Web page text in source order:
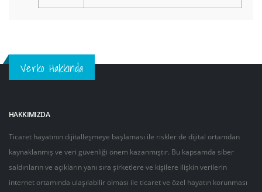
Verko Hakkında
HAKKIMIZDA
Ticaret hayatının dijitalleşmeye başlaması ile riskler de dijital ortamdan
kaynaklanmış ve veri güvenliği önem kazanmıştır. Bu kapsamda siber
saldırıların ve açıkların yanı sıra şirketlere ve kişilere ilişkin verilerin
internet ortamında ulaşılabilir olması ile ticaret ve özel hayatın korunması